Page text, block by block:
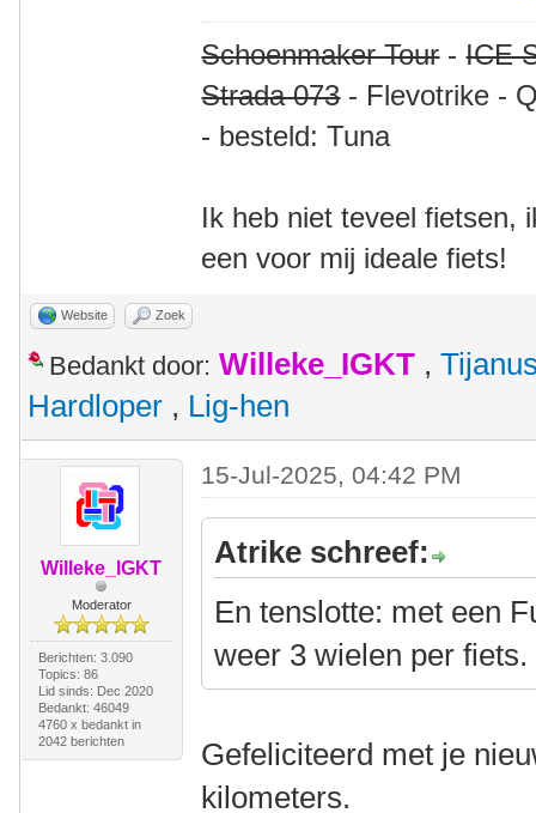
Schoenmaker Tour-ICE
Strada 073- Flevotrike -
- besteld: Tuna
Ik heb niet teveel fietsen,
een voor mij ideale fiets!
Website Zoek
Bedankt door: Willeke_IGKT ,
Hardloper , Lig-hen
Willeke_IGKT
Moderator
Berichten: 3.090
Topics: 86
Lid sinds: Dec 2020
Bedankt: 46049
4760 x bedankt in
2042 berichten
15-Jul-2025, 04:42 PM
Atrike schreef:
En tenslotte: met een
weer 3 wielen per fiets.
Gefeliciteerd met je
kilometers.